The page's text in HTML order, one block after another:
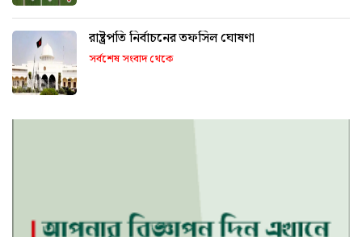
রাষ্ট্রপতি নির্বাচনের তফসিল ঘোষণা
সর্বশেষ সংবাদ থেকে